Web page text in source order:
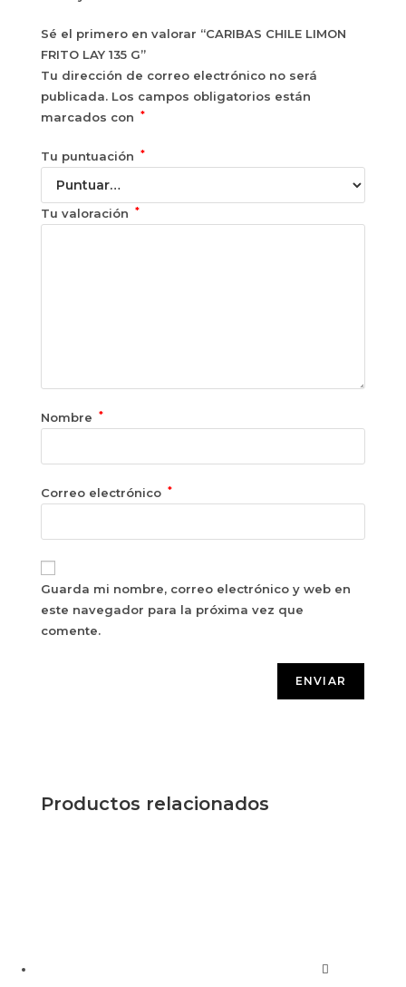
Sé el primero en valorar “CARIBAS CHILE LIMON
FRITO LAY 135 G”
Tu dirección de correo electrónico no será
publicada. Los campos obligatorios están
marcados con
*
Tu puntuación *
Tu valoración *
Nombre *
Correo electrónico *
Guarda mi nombre, correo electrónico y web en
este navegador para la próxima vez que
comente.
Productos relacionados